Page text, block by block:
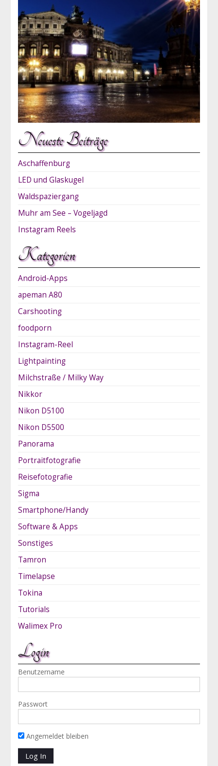
Neueste Beiträge
Aschaffenburg
LED und Glaskugel
Waldspaziergang
Muhr am See – Vogeljagd
Instagram Reels
Kategorien
Android-Apps
apeman A80
Carshooting
foodporn
Instagram-Reel
Lightpainting
Milchstraße / Milky Way
Nikkor
Nikon D5100
Nikon D5500
Panorama
Portraitfotografie
Reisefotografie
Sigma
Smartphone/Handy
Software & Apps
Sonstiges
Tamron
Timelapse
Tokina
Tutorials
Walimex Pro
Login
Benutzername
Passwort
Angemeldet bleiben